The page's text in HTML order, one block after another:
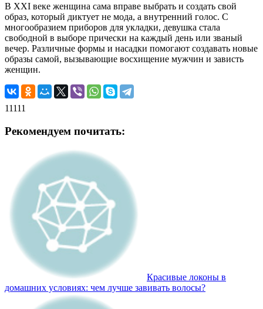
В XXI веке женщина сама вправе выбрать и создать свой
образ, который диктует не мода, а внутренний голос. С
многообразием приборов для укладки, девушка стала
свободной в выборе прически на каждый день или званый
вечер. Различные формы и насадки помогают создавать новые
образы самой, вызывающие восхищение мужчин и зависть
женщин.
11111
Рекомендуем почитать:
Красивые локоны в
домашних условиях: чем лучше завивать волосы?